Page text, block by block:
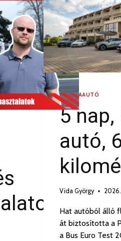
FLOTTAAUTÓ
5 nap,
autó,
Vida György 2026.
Hat autóból álló
át biztosította a
a Bus Euro Test